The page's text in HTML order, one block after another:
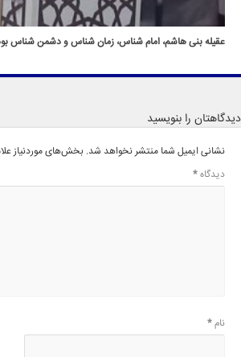
عقیله بنی هاشم، امام شناس، زمان شناس و دشمن شناس
دیدگاهتان را بنویسید
نشانی ایمیل شما منتشر نخواهد شد. بخش‌های موردنیاز
دیدگاه*
نام*